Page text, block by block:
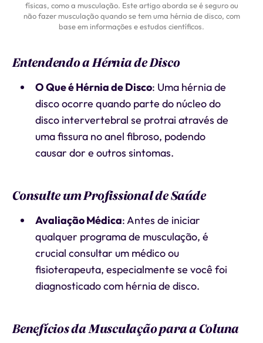
físicas, como a musculação. Este artigo aborda se é seguro ou
não fazer musculação quando se tem uma hérnia de disco, com
base em informações e estudos científicos.
Entendendo a Hérnia de Disco
O Que é Hérnia de Disco: Uma hérnia de
disco ocorre quando parte do núcleo do
disco intervertebral se protrai através de
uma fissura no anel fibroso, podendo
causar dor e outros sintomas.
Consulte um Profissional de Saúde
Avaliação Médica: Antes de iniciar
qualquer programa de musculação, é
crucial consultar um médico ou
fisioterapeuta, especialmente se você foi
diagnosticado com hérnia de disco.
Benefícios da Musculação para a Coluna